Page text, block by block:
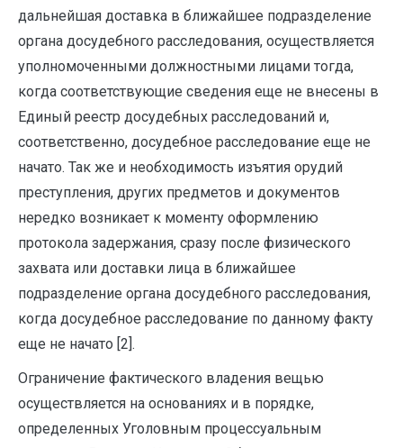
дальнейшая доставка в ближайшее подразделение
органа досудебного расследования, осуществляется
уполномоченными должностными лицами тогда,
когда соответствующие сведения еще не внесены в
Единый реестр досудебных расследований и,
соответственно, досудебное расследование еще не
начато. Так же и необходимость изъятия орудий
преступления, других предметов и документов
нередко возникает к моменту оформлению
протокола задержания, сразу после физического
захвата или доставки лица в ближайшее
подразделение органа досудебного расследования,
когда досудебное расследование по данному факту
еще не начато [2].
Ограничение фактического владения вещью
осуществляется на основаниях и в порядке,
определенных Уголовным процессуальным